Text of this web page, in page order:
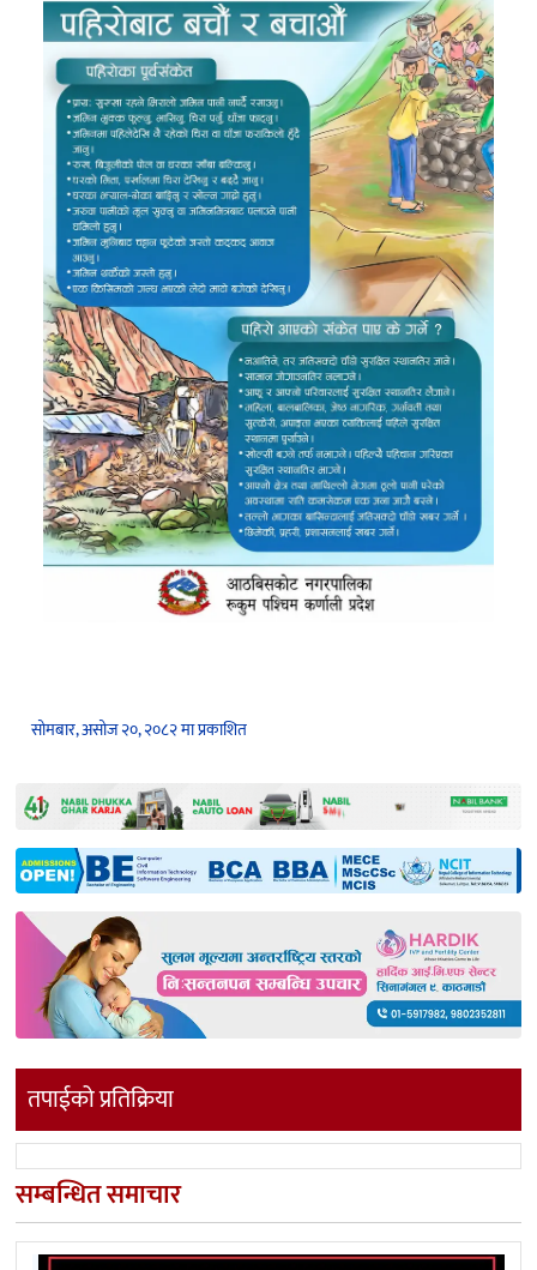
सोमबार, असोज २०, २०८२ मा प्रकाशित
तपाईको प्रतिक्रिया
सम्बन्धित समाचार